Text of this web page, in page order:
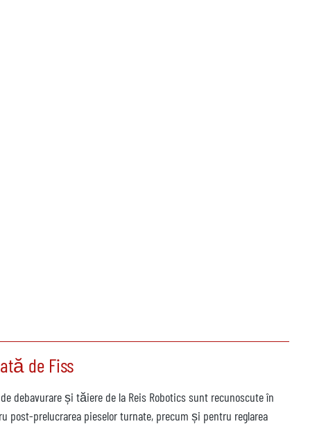
de Fiss
debavurare și tăiere de la Reis Robotics sunt recunoscute în
prelucrarea pieselor turnate, precum și pentru reglarea